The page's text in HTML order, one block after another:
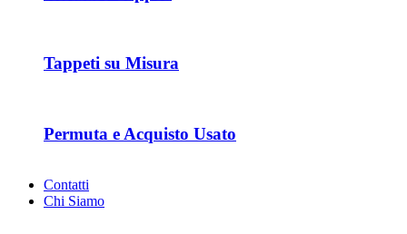
Tappeti su Misura
Permuta e Acquisto Usato
Contatti
Chi Siamo